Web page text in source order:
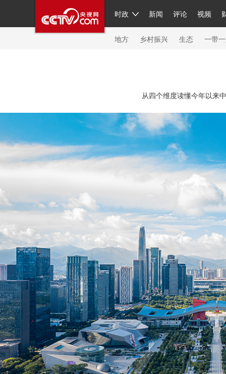
时政 新闻 评论 视频
人民领袖习近平 联播+ 中国
直播 片库 栏目大全 节目单
繁体 海外频道 iPanda
地方 乡村振兴 生态 一带
新闻 国内 国际 评论 经济 军事 科技
人民领袖习近平 联播+ 热解读 天天学习
视频 小央视频 小央直播 直播中国 熊猫频
蓝海中国 新兵请入
直播 2026年冬奥
CCTV奥林匹克频道 生活体育大会
财经 教育 乡村振兴 生态环境 一带一路
大国智造 大国展会 大国保险 云顶对话 云
CCTV.节目官网 直播 节目单 栏目 片库
从四个维度读懂今年以来